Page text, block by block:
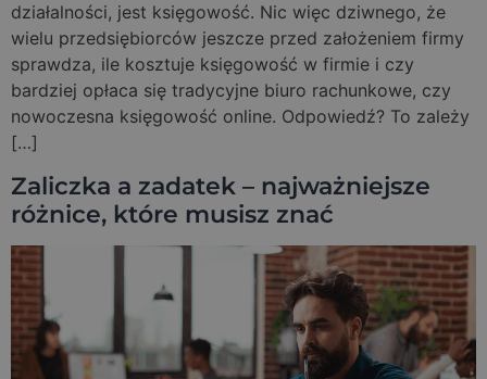
działalności, jest księgowość. Nic więc dziwnego, że
wielu przedsiębiorców jeszcze przed założeniem firmy
sprawdza, ile kosztuje księgowość w firmie i czy
bardziej opłaca się tradycyjne biuro rachunkowe, czy
nowoczesna księgowość online. Odpowiedź? To zależy
[…]
Zaliczka a zadatek – najważniejsze
różnice, które musisz znać